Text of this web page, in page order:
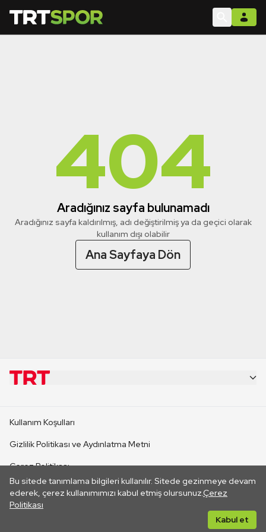
404
Aradığınız sayfa bulunamadı
Aradığınız sayfa kaldırılmış, adı değiştirilmiş ya da geçici olarak
kullanım dışı olabilir
Ana Sayfaya Dön
Bu sitede tanımlama bilgileri kullanılır. Sitede gezinmeye devam
ederek, çerez kullanımımızı kabul etmiş olursunuz.Çerez
Politikası
Kabul et
CANLI YAYINLAR
Kullanım Koşulları
Gizlilik Politikası ve Aydınlatma Metni
Çerez Politikası
İletişim
Her hakkı saklıdır. ©2026 TRT. Bağlantı yoluyla gidilen dış